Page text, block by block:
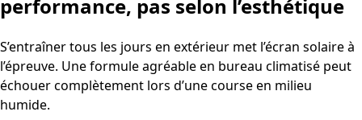
performance, pas selon l’esthétique
S’entraîner tous les jours en extérieur met l’écran solaire à
l’épreuve. Une formule agréable en bureau climatisé peut
échouer complètement lors d’une course en milieu
humide.